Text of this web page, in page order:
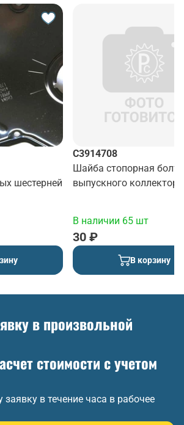
шестерней
C3914708
Шайба стопорная болта
выпускного
В наличии 65 шт
30 ₽
В корзину
в произвольной
стоимости с учетом
в течение часа в рабочее